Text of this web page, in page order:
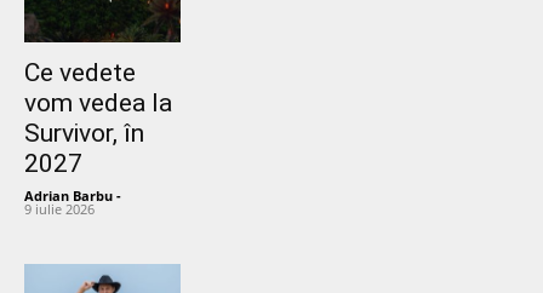
Ce vedete
vom vedea la
Survivor, în
2027
Adrian Barbu -
9 iulie 2026